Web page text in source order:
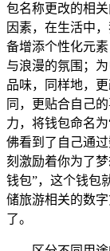
包名称更改的相
因素，在生活中
备增添个性化元
与浪漫的氛围；
品味，同样地，
同，更贴合自己
力，将钱包命名
佛看到了自己通
刻激励着你为了
钱包”，这个钱包
储旅游相关的数
了。